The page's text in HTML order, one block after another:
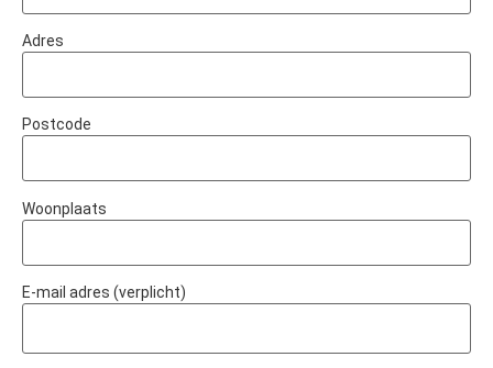
Adres
Postcode
Woonplaats
E-mail adres (verplicht)